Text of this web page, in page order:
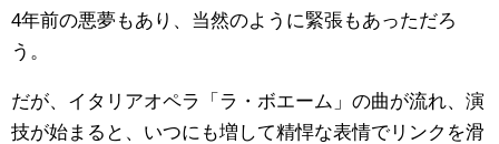
4年前の悪夢もあり、当然のように緊張もあっただろ
う。
だが、イタリアオペラ「ラ・ボエーム」の曲が流れ、演
技が始まると、いつにも増して精悍な表情でリンクを滑